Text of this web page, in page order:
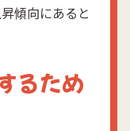
傾向にあると
るため